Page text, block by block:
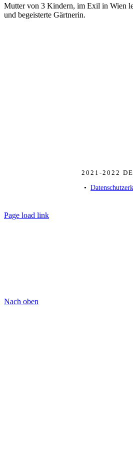
Mutter von 3 Kindern, im Exil in Wien
und begeisterte Gärtnerin.
2021-2022
• ­
Page load link
Nach oben